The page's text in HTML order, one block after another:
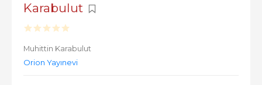
Karabulut
Muhittin Karabulut
Orion Yayınevi